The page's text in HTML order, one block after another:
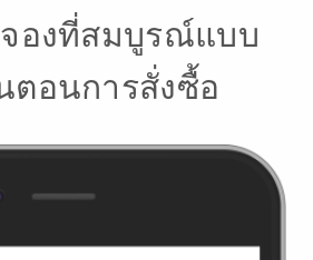
จองที่สมบูรณ์แบบ
ตอนการสั่งซื้อ